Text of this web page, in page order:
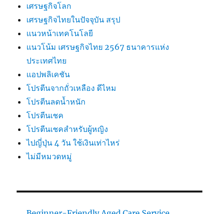
เศรษฐกิจโลก
เศรษฐกิจไทยในปัจจุบัน สรุป
แนวหน้าเทคโนโลยี
แนวโน้ม เศรษฐกิจไทย 2567 ธนาคารแห่ง
ประเทศไทย
แอปพลิเคชัน
โปรตีนจากถั่วเหลือง ดีไหม
โปรตีนลดน้ำหนัก
โปรตีนเชค
โปรตีนเชคสำหรับผู้หญิง
ไปญี่ปุ่น 4 วัน ใช้เงินเท่าไหร่
ไม่มีหมวดหมู่